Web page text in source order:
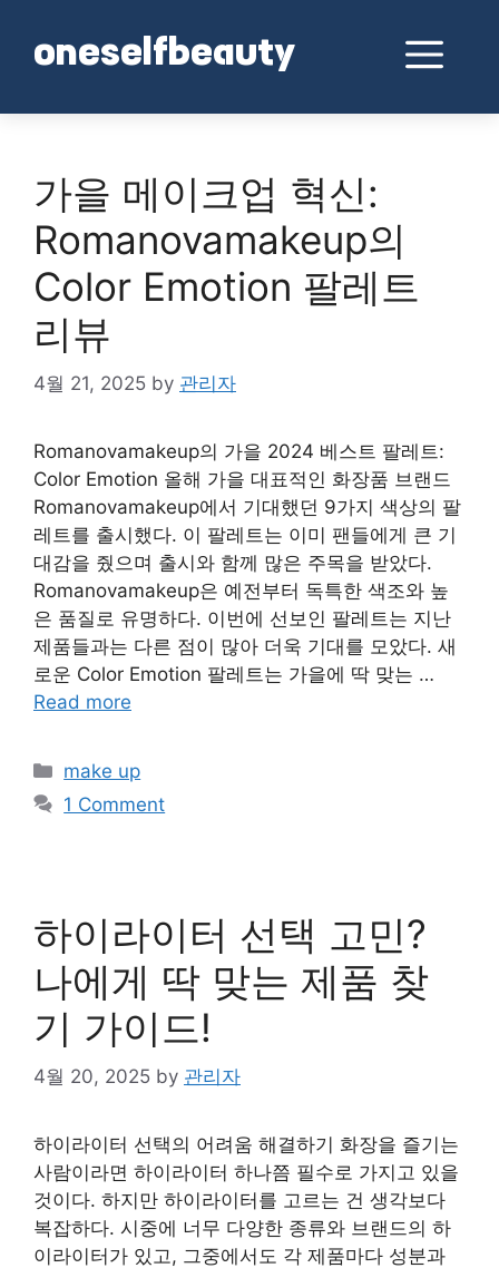
contentoneselfbeauty
가을 메이크업 혁신:
Romanovamakeup의
Color Emotion 팔레트
리뷰
4월 21, 2025 by 관리자
Romanovamakeup의 가을 2024 베스트 팔레트:
Color Emotion 올해 가을 대표적인 화장품 브랜드
Romanovamakeup에서 기대했던 9가지 색상의 팔
레트를 출시했다. 이 팔레트는 이미 팬들에게 큰 기
대감을 줬으며 출시와 함께 많은 주목을 받았다.
Romanovamakeup은 예전부터 독특한 색조와 높
은 품질로 유명하다. 이번에 선보인 팔레트는 지난
제품들과는 다른 점이 많아 더욱 기대를 모았다. 새
로운 Color Emotion 팔레트는 가을에 딱 맞는 …
Read more
Categories
make up
1 Comment
하이라이터 선택 고민?
나에게 딱 맞는 제품 찾
기 가이드!
4월 20, 2025 by 관리자
하이라이터 선택의 어려움 해결하기 화장을 즐기는
사람이라면 하이라이터 하나쯤 필수로 가지고 있을
것이다. 하지만 하이라이터를 고르는 건 생각보다
복잡하다. 시중에 너무 다양한 종류와 브랜드의 하
이라이터가 있고, 그중에서도 각 제품마다 성분과